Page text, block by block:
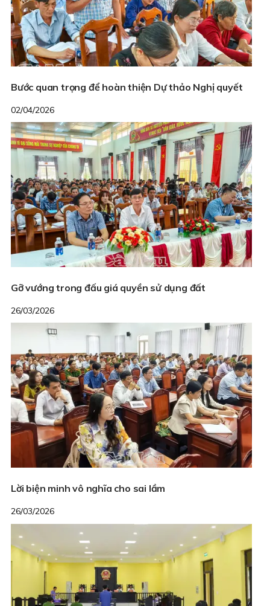
Bước quan trọng để hoàn thiện Dự thảo Nghị quyết
02/04/2026
Gỡ vướng trong đấu giá quyền sử dụng đất
26/03/2026
Lời biện minh vô nghĩa cho sai lầm
26/03/2026